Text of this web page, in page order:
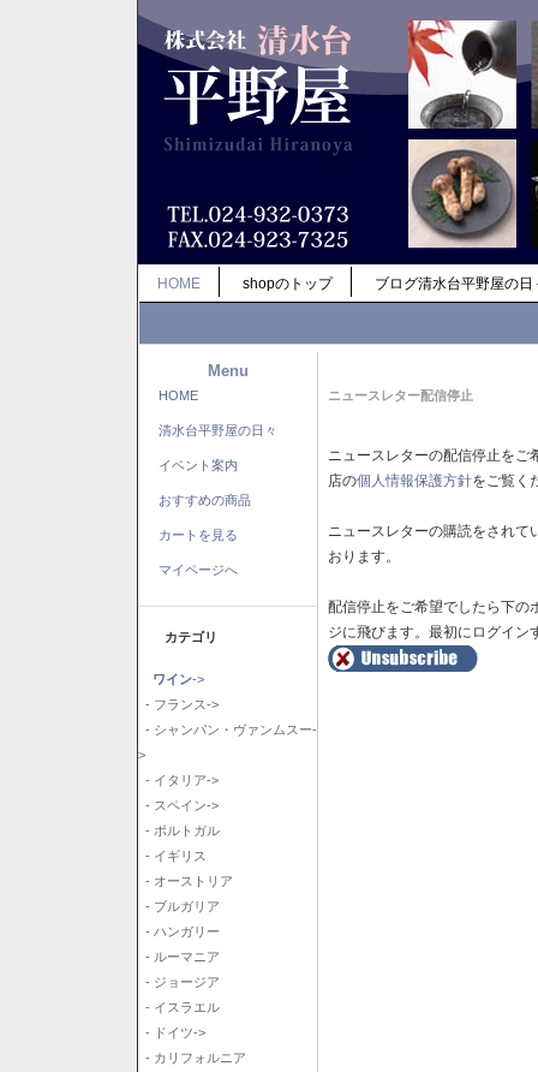
HOME shopのトップ ブログ清水台平野屋の日
Menu
HOME
清水台平野屋の日々
イベント案内
おすすめの商品
カートを見る
マイページへ
カテゴリ
ワイン->
- フランス->
- シャンパン・ヴァンムスー-
>
- イタリア->
- スペイン->
- ポルトガル
- イギリス
- オーストリア
- ブルガリア
- ハンガリー
- ルーマニア
- ジョージア
- イスラエル
- ドイツ->
- カリフォルニア
ニュースレター配信停止
ニュースレターの配信停止を
店の個人情報保護方針をご覧く
ニュースレターの購読をされ
おります。
配信停止をご希望でしたら下の
ジに飛びます。最初にログイン